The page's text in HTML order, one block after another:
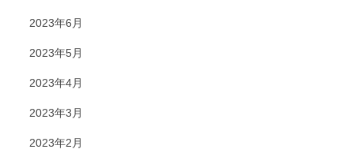
2023年6月
2023年5月
2023年4月
2023年3月
2023年2月